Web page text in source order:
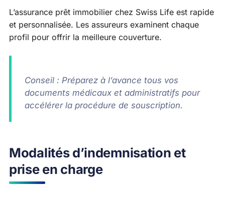
L’assurance prêt immobilier chez Swiss Life est rapide
et personnalisée. Les assureurs examinent chaque
profil pour offrir la meilleure couverture.
Conseil : Préparez à l’avance tous vos
documents médicaux et administratifs pour
accélérer la procédure de souscription.
Modalités d’indemnisation et
prise en charge